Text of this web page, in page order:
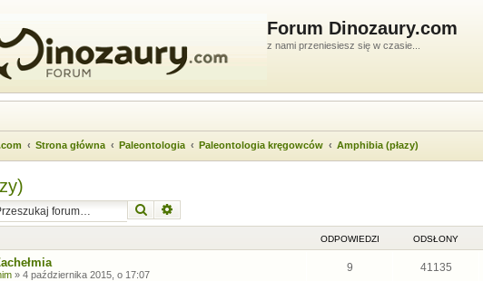
Forum Dinozaury.com
z nami przeniesiesz się w czasie...
Strona główna Paleontologia Paleontologia kręgowców Amphibia (płazy)
Szukaj
ODPOWIEDZI ODSŁONY
» 4 października 2015, o 17:07
9 41135